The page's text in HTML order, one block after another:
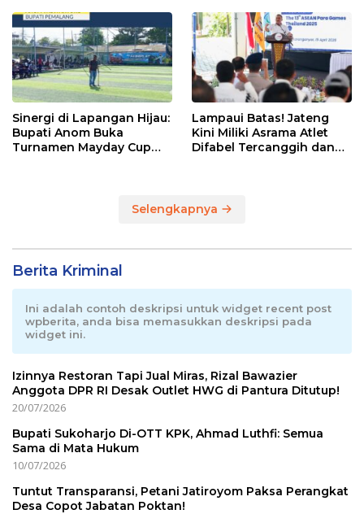
Sinergi di Lapangan Hijau:
Bupati Anom Buka
Turnamen Mayday Cup
Lampaui Batas! Jateng
Kini Miliki Asrama Atlet
Difabel Tercanggih dan
Selengkapnya
Berita Kriminal
Ini adalah contoh deskripsi untuk widget recent post
wpberita, anda bisa memasukkan deskripsi pada
widget ini.
Izinnya Restoran Tapi Jual Miras, Rizal Bawazier
Anggota DPR RI Desak Outlet HWG di Pantura Ditutup!
20/07/2026
Bupati Sukoharjo Di-OTT KPK, Ahmad Luthfi: Semua
Sama di Mata Hukum
10/07/2026
Tuntut Transparansi, Petani Jatiroyom Paksa Perangkat
Desa Copot Jabatan Poktan!